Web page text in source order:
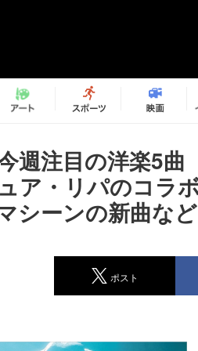
週注目の洋楽5曲
ア・リパのコラ
シーンの新曲な
ポスト